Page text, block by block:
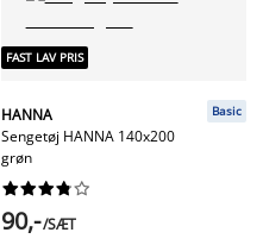
FAST LAV PRIS
HANNA
Sengetøj HANNA 140x200
grøn
Basic






90,-/SÆT